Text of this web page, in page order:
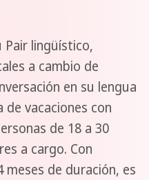
Pair lingüístico,
a cambio de
en su lengua
vacaciones con
de 18 a 30
a cargo. Con
de duración, es